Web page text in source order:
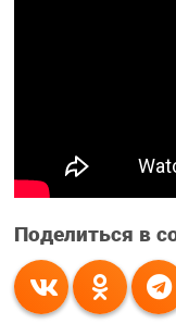
Поделиться в